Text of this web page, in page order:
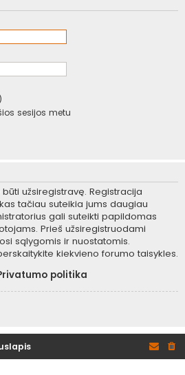
sesijos metu
užsiregistravę. Registracija
tačiau suteikia jums daugiau
gali suteikti papildomas
Prieš užsiregistruodami
sąlygomis ir nuostatomis.
kiekvieno forumo taisykles.
politika